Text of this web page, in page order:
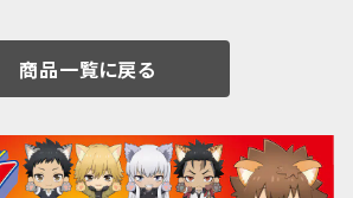
商品一覧に戻る